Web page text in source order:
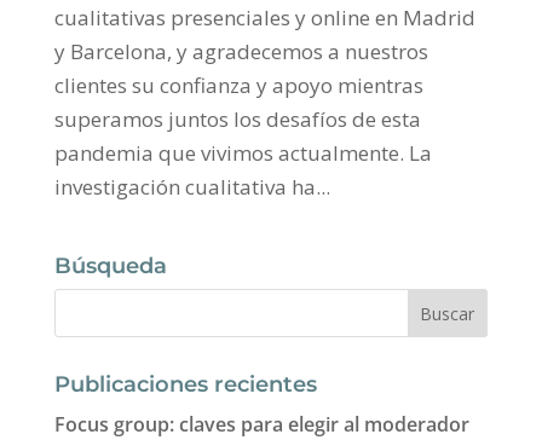
cualitativas presenciales y online en Madrid
y Barcelona, y agradecemos a nuestros
clientes su confianza y apoyo mientras
superamos juntos los desafíos de esta
pandemia que vivimos actualmente. La
investigación cualitativa ha...
Búsqueda
Publicaciones recientes
Focus group: claves para elegir al moderador